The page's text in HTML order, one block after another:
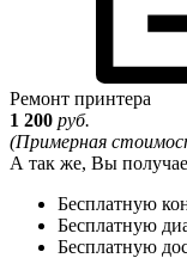
Ремонт принтера
1 200 руб.
(Примерная
А так же, Вы
Бесплатную
Бесплатную
Бесплатную